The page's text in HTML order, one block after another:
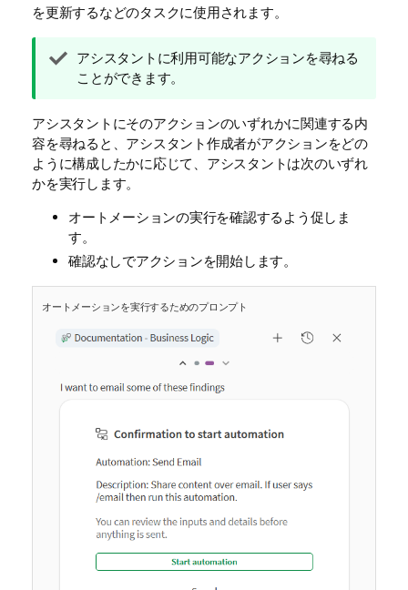
を更新するなどのタスクに使用されます。
ヒ
ン
メ
モ
アシスタントに利用可能なアクションを尋ねる
ことができます。
アシスタントにそのアクションのいずれかに関連する内
容を尋ねると、アシスタント作成者がアクションをどの
ように構成したかに応じて、アシスタントは次のいずれ
かを実行します。
オートメーションの実行を確認するよう促しま
す。
確認なしでアクションを開始します。
オートメーションを実行するためのプロンプト